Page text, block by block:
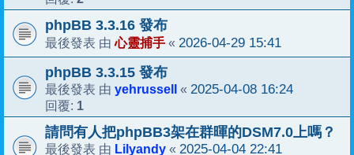
phpBB 3.3.16 發布
最後發表 由心靈捕手 « 2026-04-29 15:41
phpBB 3.3.15 發布
最後發表 由 yehrussell « 2025-04-08 16:24
回覆: 1
請問有人把phpBB3架在群暉的DSM7.0上嗎？
最後發表 由 Lilyandy « 2025-04-04 22:41